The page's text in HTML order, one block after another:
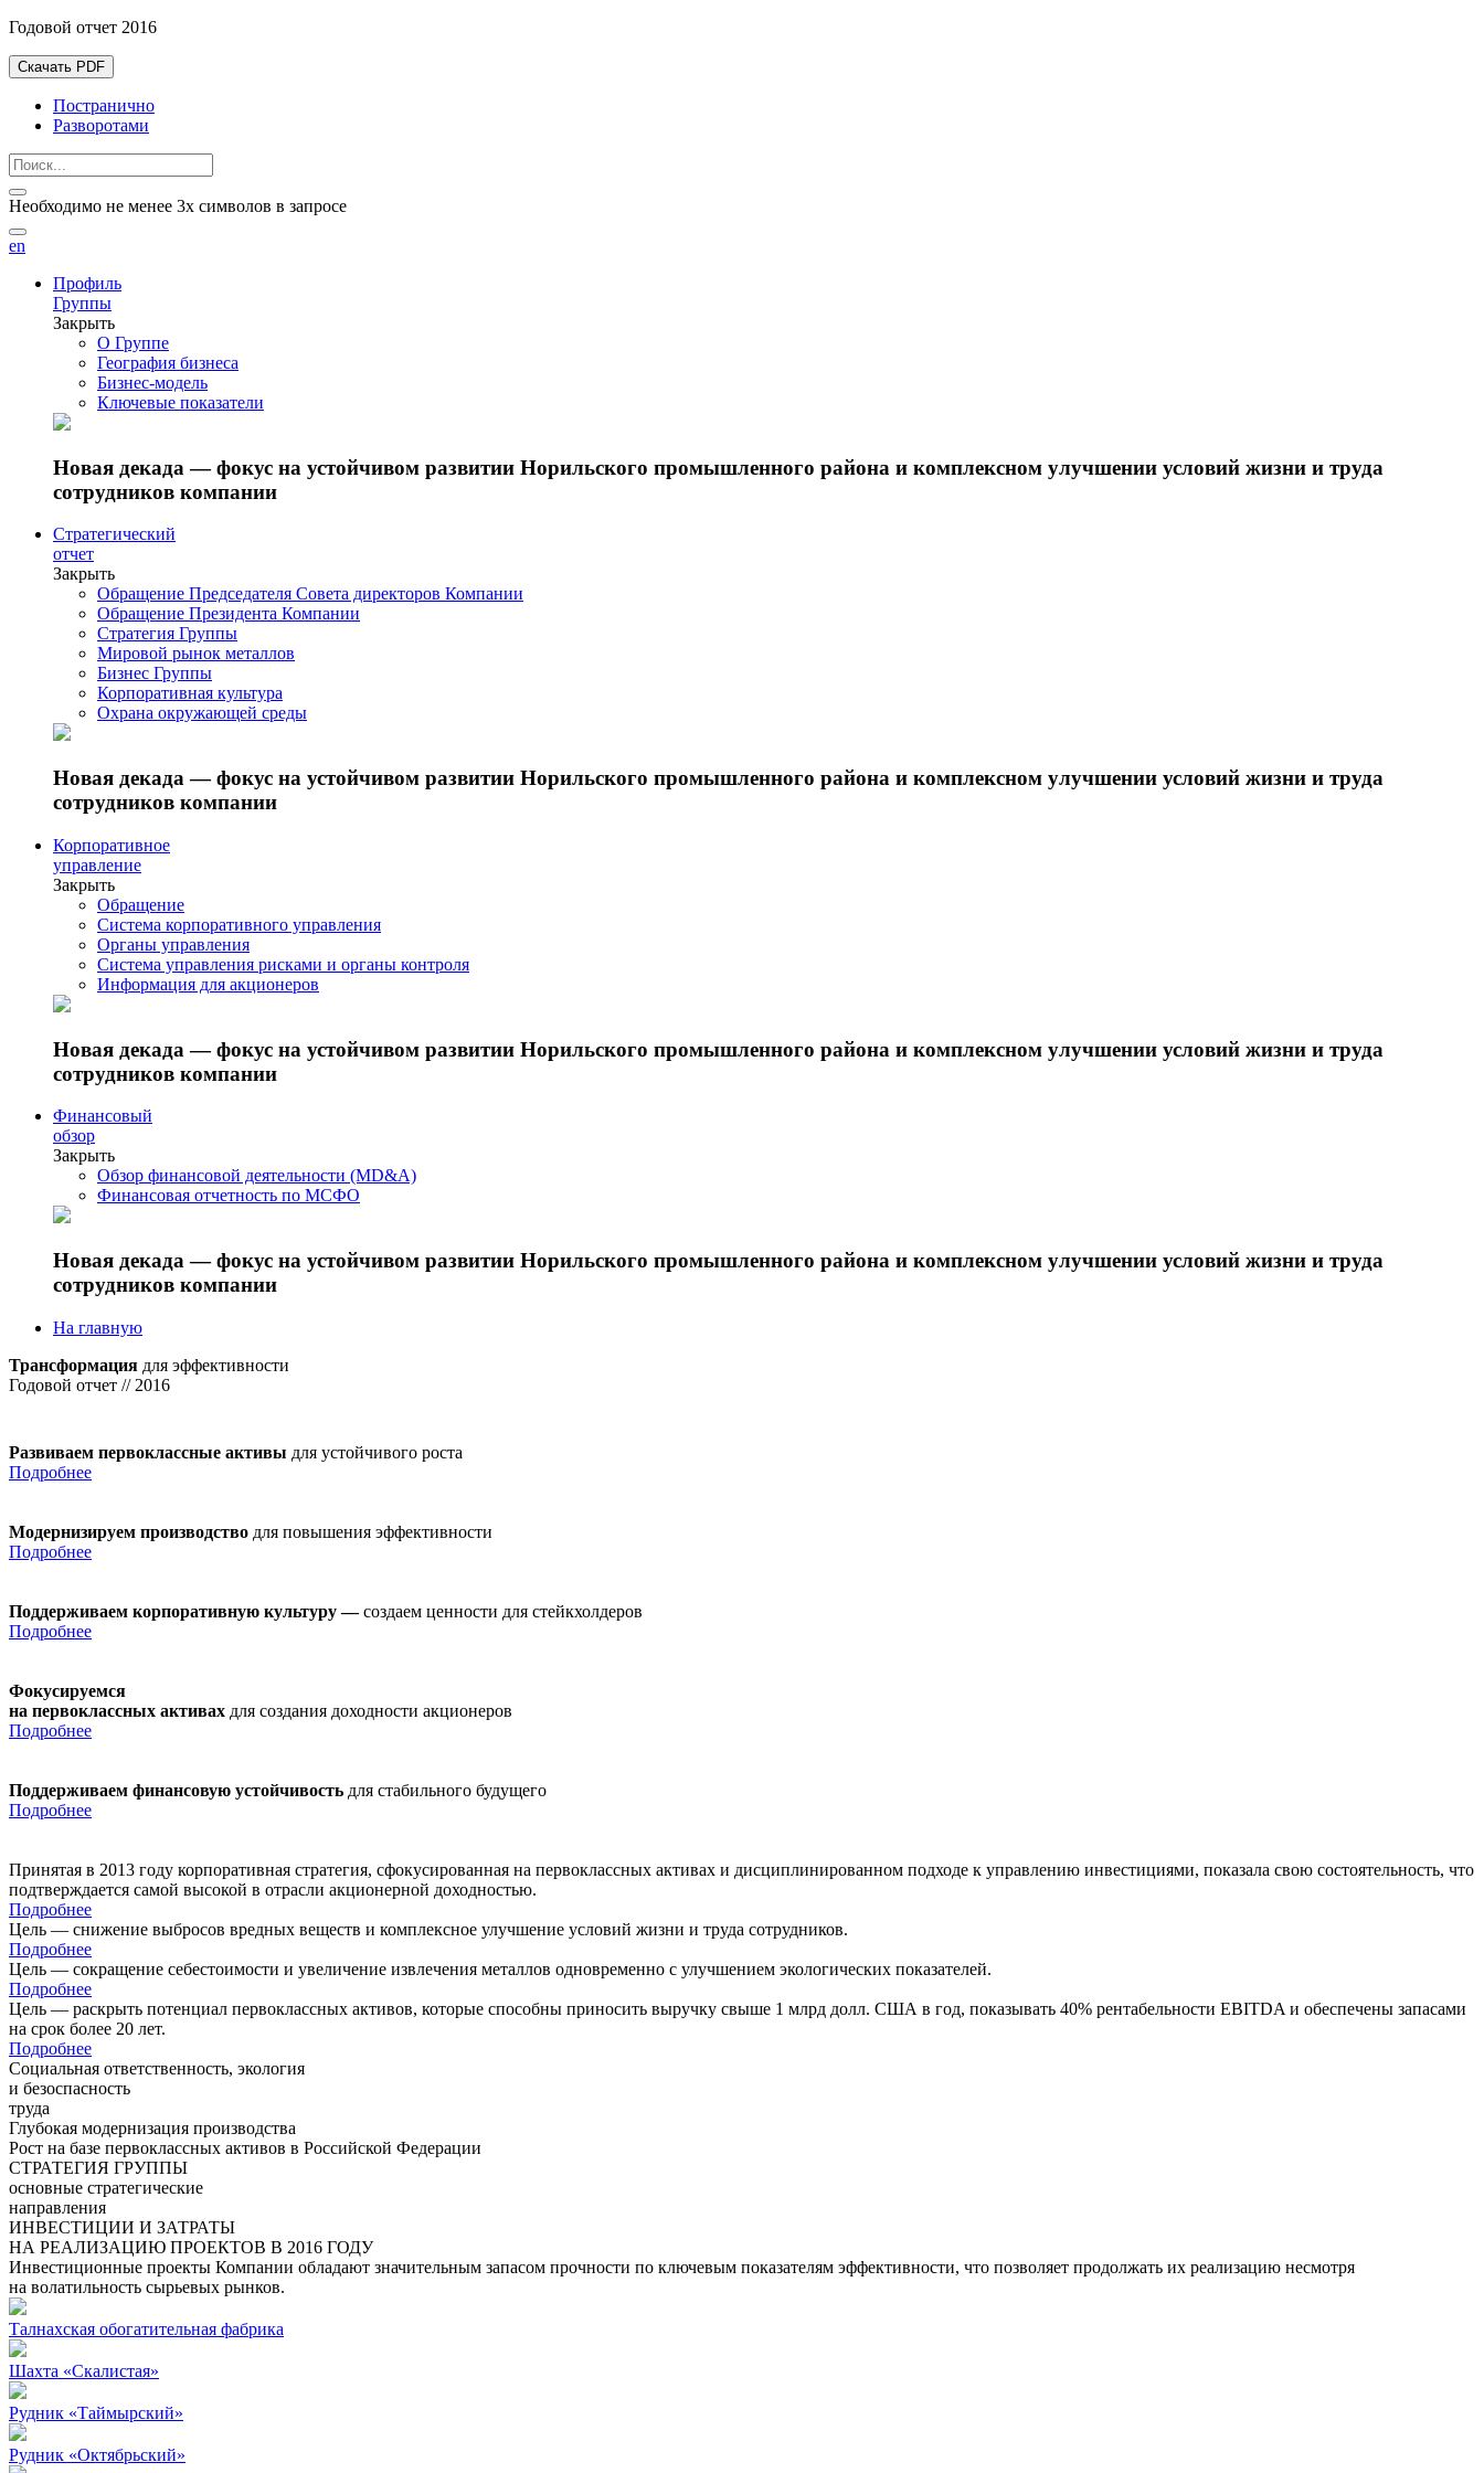
Годовой отчет 2016
Скачать PDF
Постранично
Разворотами
Необходимо не менее 3х символов в запросе
en
Профиль
Группы
Закрыть
О Группе
География бизнеса
Бизнес-модель
Ключевые показатели
Новая декада — фокус на устойчивом развитии Норильского промышленного района и комплексном улучшении условий жизни и труда
сотрудников компании
Стратегический
отчет
Закрыть
Обращение Председателя Совета директоров Компании
Обращение Президента Компании
Стратегия Группы
Мировой рынок металлов
Бизнес Группы
Корпоративная культура
Охрана окружающей среды
Новая декада — фокус на устойчивом развитии Норильского промышленного района и комплексном улучшении условий жизни и труда
сотрудников компании
Корпоративное
управление
Закрыть
Обращение
Система корпоративного управления
Органы управления
Система управления рисками и органы контроля
Информация для акционеров
Новая декада — фокус на устойчивом развитии Норильского промышленного района и комплексном улучшении условий жизни и труда
сотрудников компании
Финансовый
обзор
Закрыть
Обзор финансовой деятельности (MD&A)
Финансовая отчетность по МСФО
Новая декада — фокус на устойчивом развитии Норильского промышленного района и комплексном улучшении условий жизни и труда
сотрудников компании
На главную
Трансформация для эффективности
Годовой отчет // 2016
Развиваем первоклассные активы для устойчивого роста
Подробнее
Модернизируем производство для повышения эффективности
Подробнее
Поддерживаем корпоративную культуру —создаем ценности для стейкхолдеров
Подробнее
Фокусируемся
на первоклассных активах для создания доходности акционеров
Подробнее
Поддерживаем финансовую устойчивость для стабильного будущего
Подробнее
Принятая в 2013 году корпоративная стратегия, сфокусированная на первоклассных активах и дисциплинированном подходе к управлению инвестициями, показала свою состоятельность, что
подтверждается самой высокой в отрасли акционерной доходностью.
Подробнее
Цель — снижение выбросов вредных веществ и комплексное улучшение условий жизни и труда сотрудников.
Подробнее
Цель — сокращение себестоимости и увеличение извлечения металлов одновременно с улучшением экологических показателей.
Подробнее
Цель — раскрыть потенциал первоклассных активов, которые способны приносить выручку свыше 1 млрд долл. США в год, показывать 40% рентабельности EBITDA и обеспечены запасами
на срок более 20 лет.
Подробнее
Социальная ответственность, экология
и безоспасность
труда
Глубокая модернизация производства
Рост на базе первоклассных активов в Российской Федерации
СТРАТЕГИЯ ГРУППЫ
основные стратегические
направления
ИНВЕСТИЦИИ И ЗАТРАТЫ
НА РЕАЛИЗАЦИЮ ПРОЕКТОВ В 2016 ГОДУ
Инвестиционные проекты Компании обладают значительным запасом прочности по ключевым показателям эффективности, что позволяет продолжать их реализацию несмотря
на волатильность сырьевых рынков.
Талнахская обогатительная фабрика
Шахта «Скалистая»
Рудник «Таймырский»
Рудник «Октябрьский»